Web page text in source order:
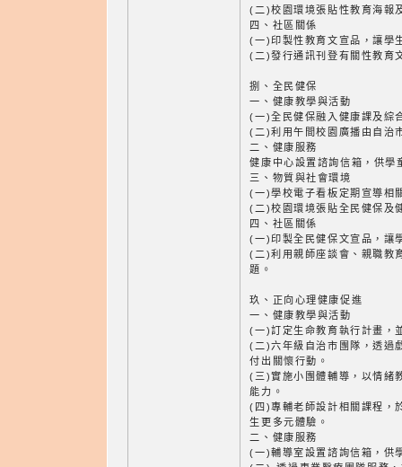
(二)校園環境張貼性教育海報
四、社區關係
(一)印製性教育文宣品，讓學
(二)發行通訊刊登有關性教育
捌、全民健保
一、健康教學與活動
(一)全民健保融入健康課及綜
(二)利用午間校園廣播由自治
二、健康服務
健康中心設置諮詢信箱，供學
三、物質與社會環境
(一)學校電子看板定期宣導相
(二)校園環境張貼全民健保及
四、社區關係
(一)印製全民健保文宣品，讓
(二)利用親師座談會、親職教
題。
玖、正向心理健康促進
一、健康教學與活動
(一)訂定生命教育執行計畫，
(二)六年級自治市團隊，透過
付出關懷行動。
(三)實施小團體輔導，以情緒
能力。
(四)專輔老師設計相關課程，
生更多元體驗。
二、健康服務
(一)輔導室設置諮詢信箱，供